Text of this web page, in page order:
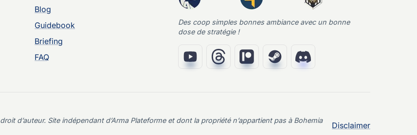
Blog
Guidebook
Briefing
FAQ
Des coop simples bonnes ambiance avec un bonne
dose de stratégie !
d’auteur. Site indépendant d’Arma Plateforme et dont la propriété n’appartient pas à Bohemia
Disclaimer